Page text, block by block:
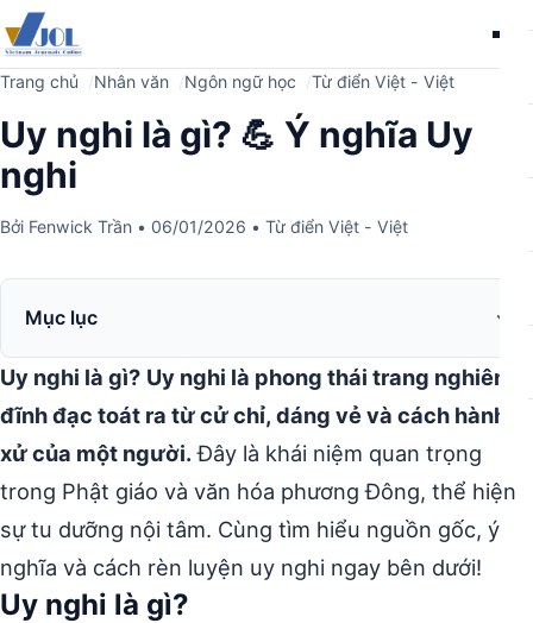
Trang chủ Nhân văn Ngôn ngữ học Từ điển Việt - Việt
Uy nghi là gì? 💪 Ý nghĩa Uy
nghi
Bởi Fenwick Trần • 06/01/2026 • Từ điển Việt - Việt
Mục lục
Uy nghi là gì? Uy nghi là phong thái trang nghiêm,
đĩnh đạc toát ra từ cử chỉ, dáng vẻ và cách hành
xử của một người.Đây là khái niệm quan trọng
trong Phật giáo và văn hóa phương Đông, thể hiện
sự tu dưỡng nội tâm. Cùng tìm hiểu nguồn gốc, ý
nghĩa và cách rèn luyện uy nghi ngay bên dưới!
Uy nghi là gì?